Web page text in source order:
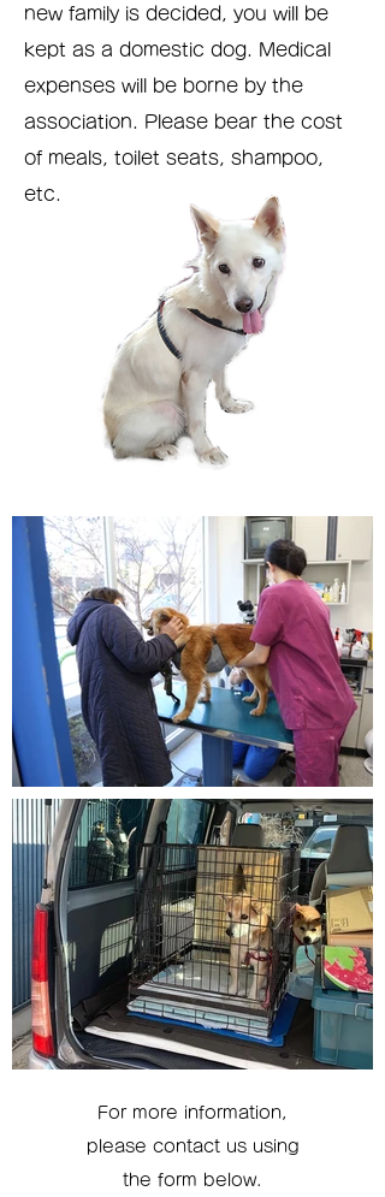
new family is decided, you will be
kept as a domestic dog. Medical
expenses will be borne by the
association. Please bear the cost
of meals, toilet seats, shampoo,
etc.
For more information,
please contact us using
the form below.